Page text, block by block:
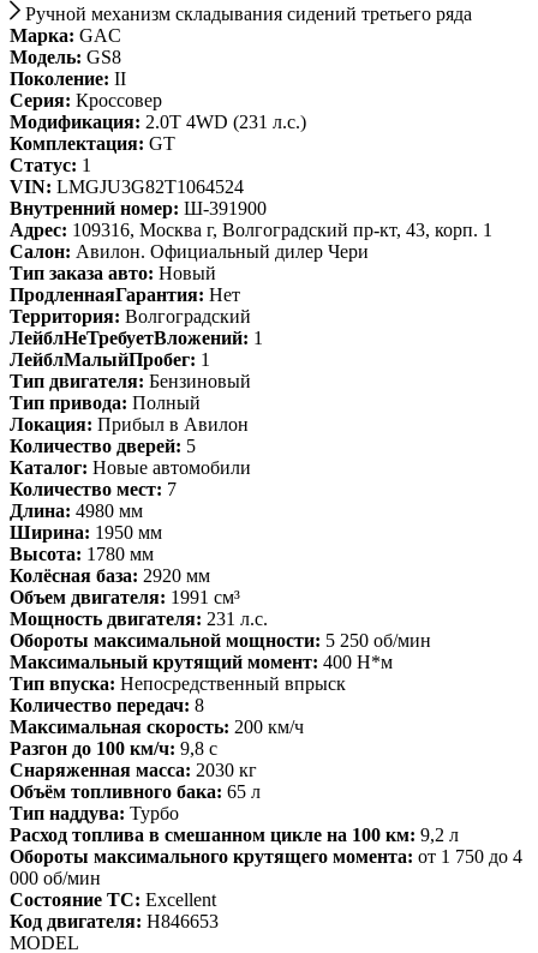
Ручной механизм складывания сидений третьего ряда
Марка: GAC
Модель: GS8
Поколение: II
Серия: Кроссовер
Модификация: 2.0T 4WD (231 л.с.)
Комплектация: GT
Статус: 1
VIN: LMGJU3G82T1064524
Внутренний номер: Ш-391900
Адрес: 109316, Москва г, Волгоградский пр-кт, 43, корп. 1
Салон: Авилон. Официальный дилер Чери
Тип заказа авто: Новый
ПродленнаяГарантия: Нет
Территория: Волгоградский
ЛейблНеТребуетВложений: 1
ЛейблМалыйПробег: 1
Тип двигателя: Бензиновый
Тип привода: Полный
Локация: Прибыл в Авилон
Количество дверей: 5
Каталог: Новые автомобили
Количество мест: 7
Длина: 4980 мм
Ширина: 1950 мм
Высота: 1780 мм
Колёсная база: 2920 мм
Объем двигателя: 1991 см³
Мощность двигателя: 231 л.с.
Обороты максимальной мощности: 5 250 об/мин
Максимальный крутящий момент: 400 Н*м
Тип впуска: Непосредственный впрыск
Количество передач: 8
Максимальная скорость: 200 км/ч
Разгон до 100 км/ч: 9,8 с
Снаряженная масса: 2030 кг
Объём топливного бака: 65 л
Тип наддува: Турбо
Расход топлива в смешанном цикле на 100 км: 9,2 л
Обороты максимального крутящего момента: от 1 750 до 4
000 об/мин
Состояние ТС: Excellent
Код двигателя: H846653
MODEL